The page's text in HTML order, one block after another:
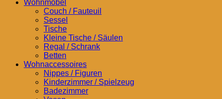
Wohnmöbel
Couch / Fauteuil
Sessel
Tische
Kleine Tische / Säulen
Regal / Schrank
Betten
Wohnaccessoires
Nippes / Figuren
Kinderzimmer / Spielzeug
Badezimmer